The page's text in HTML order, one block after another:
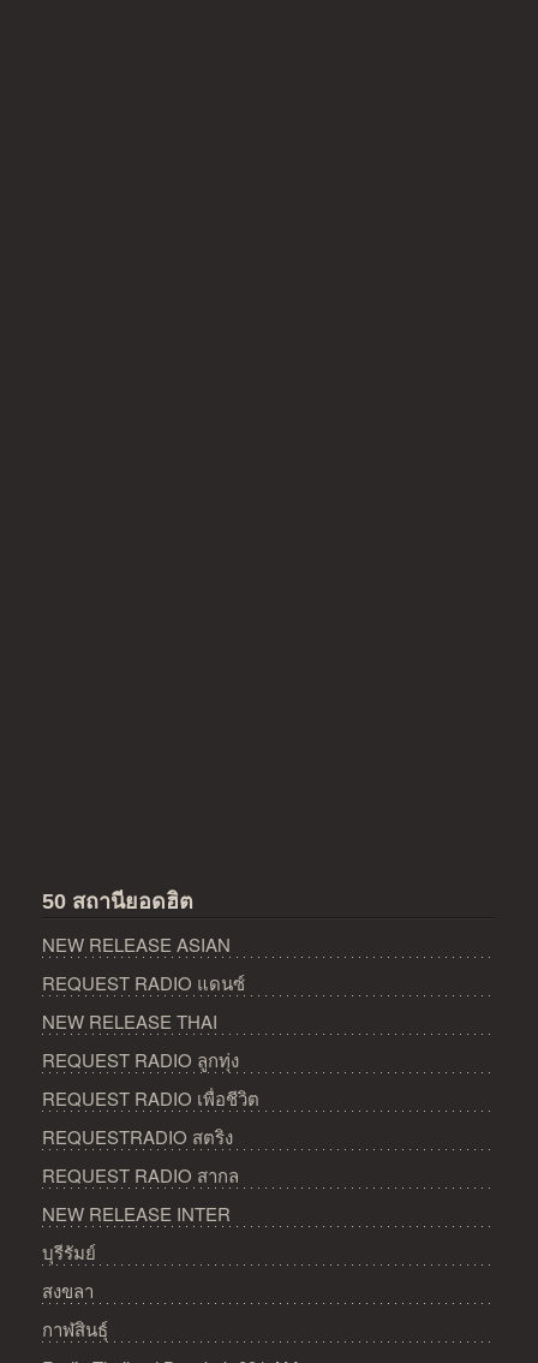
50 สถานียอดฮิต
NEW RELEASE ASIAN
REQUEST RADIO แดนซ์
NEW RELEASE THAI
REQUEST RADIO ลูกทุ่ง
REQUEST RADIO เพื่อชีวิต
REQUESTRADIO สตริง
REQUEST RADIO สากล
NEW RELEASE INTER
บุรีรัมย์
สงขลา
กาฬสินธุ์